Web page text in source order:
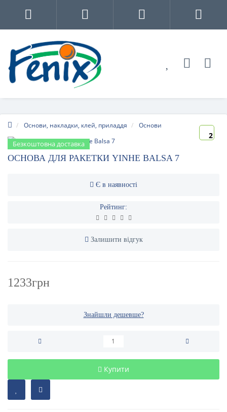
Основи, накладки, клей, приладдя Основи
Безкоштовна доставка
2
ОСНОВА ДЛЯ РАКЕТКИ YINHE BALSA 7
Є в наявності
Рейтинг:
Залишити відгук
1233грн
Знайшли дешевше?
Купити